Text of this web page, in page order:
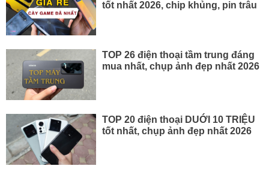
tốt nhất 2026, chip khủng, pin trâu
TOP 26 điện thoại tầm trung đáng
mua nhất, chụp ảnh đẹp nhất 2026
TOP 20 điện thoại DUỚI 10 TRIỆU
tốt nhất, chụp ảnh đẹp nhất 2026